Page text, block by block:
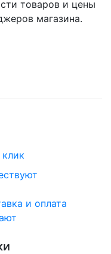
товаров и цены
магазина.
клик
и оплата